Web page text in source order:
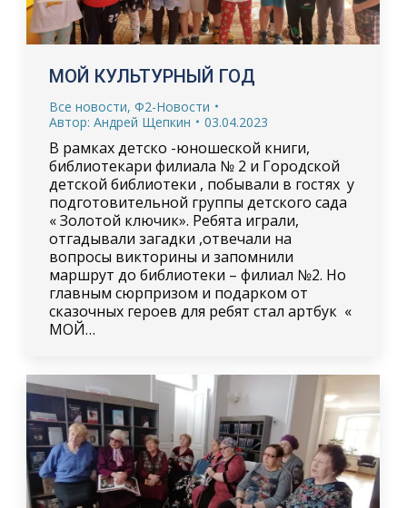
МОЙ КУЛЬТУРНЫЙ ГОД
Все новости, Ф2-Новости
Автор: Андрей Щепкин 03.04.2023
В рамках детско -юношеской книги,
библиотекари филиала № 2 и Городской
детской библиотеки , побывали в гостях у
подготовительной группы детского сада
« Золотой ключик». Ребята играли,
отгадывали загадки ,отвечали на
вопросы викторины и запомнили
маршрут до библиотеки – филиал №2. Но
главным сюрпризом и подарком от
сказочных героев для ребят стал артбук «
МОЙ…